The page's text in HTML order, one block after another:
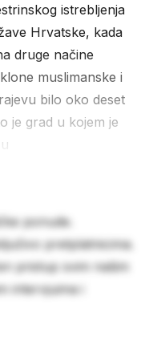
istrebljenja
Hrvatske, kada
druge načine
muslimanske i
bilo oko deset
je grad u kojem je
ponude.
pretplatnicima.
pristup svim našim
intervjuima i